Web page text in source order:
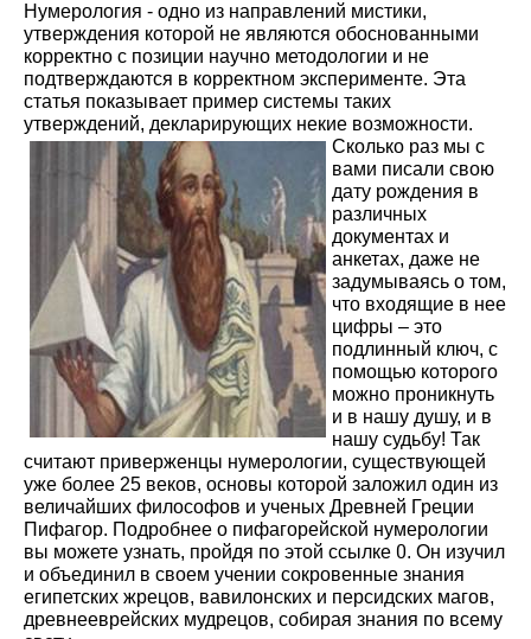
Нумерология - одно из направлений мистики,
утверждения которой не являются обоснованными
корректно с позиции научно методологии и не
подтверждаются в корректном эксперименте. Эта
статья показывает пример системы таких
утверждений, декларирующих некие возможности.
Сколько раз мы с
вами писали свою
дату рождения в
различных
документах и
анкетах, даже не
задумываясь о том,
что входящие в нее
цифры – это
подлинный ключ, с
помощью которого
можно проникнуть
и в нашу душу, и в
нашу судьбу! Так
считают приверженцы нумерологии, существующей
уже более 25 веков, основы которой заложил один из
величайших философов и ученых Древней Греции
Пифагор. Подробнее о пифагорейской нумерологии
вы можете узнать, пройдя по этой ссылке 0. Он изучил
и объединил в своем учении сокровенные знания
египетских жрецов, вавилонских и персидских магов,
древнееврейских мудрецов, собирая знания по всему